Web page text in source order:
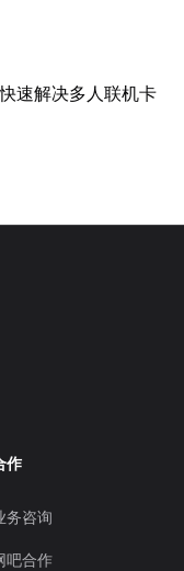
速解决多人联机卡
作
务咨询
吧合作